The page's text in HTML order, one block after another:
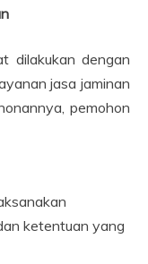
dilakukan dengan
jasa jaminan
pemohon
ketentuan yang